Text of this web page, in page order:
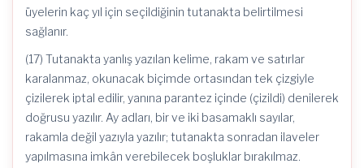
üyelerin kaç yıl için seçildiğinin tutanakta belirtilmesi
sağlanır.
(17) Tutanakta yanlış yazılan kelime, rakam ve satırlar
karalanmaz, okunacak biçimde ortasından tek çizgiyle
çizilerek iptal edilir, yanına parantez içinde (çizildi) denilerek
doğrusu yazılır. Ay adları, bir ve iki basamaklı sayılar,
rakamla değil yazıyla yazılır; tutanakta sonradan ilaveler
yapılmasına imkân verebilecek boşluklar bırakılmaz.